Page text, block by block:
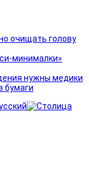
очищать голову
минималки»
нужны медики
бумаги